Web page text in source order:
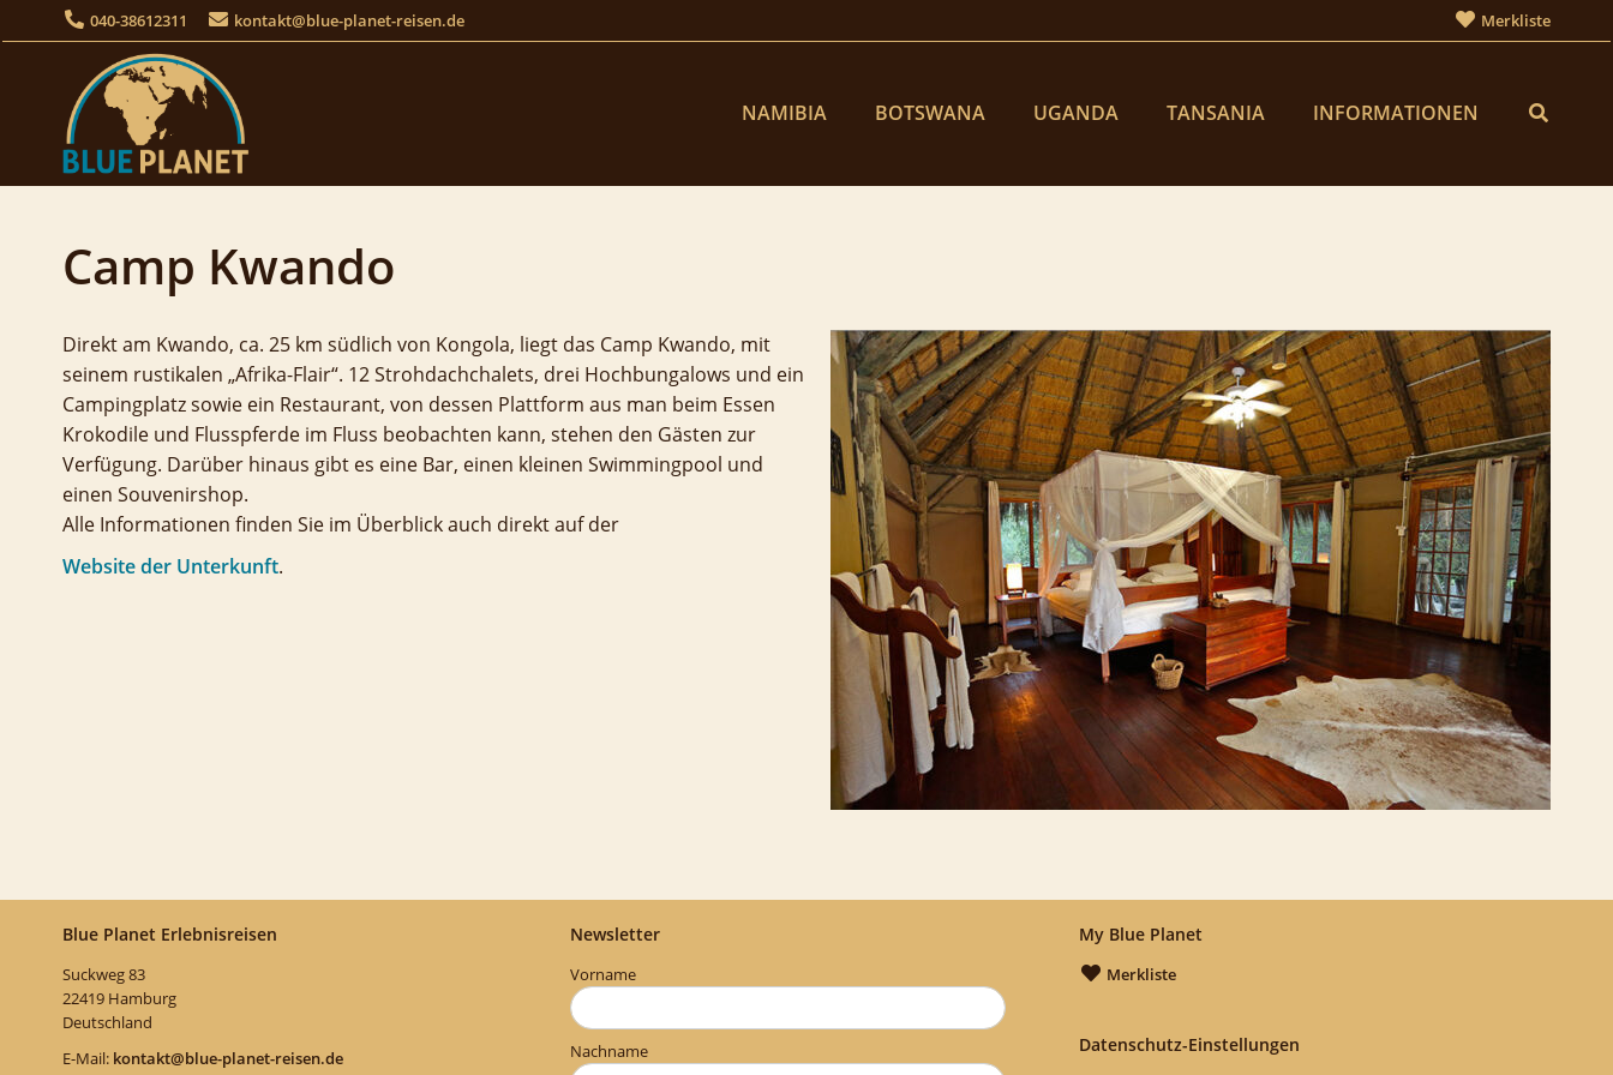
to
040-38612311 kontakt@blue-planet-reisen.de Merkliste
NAMIBIA BOTSWANA UGANDA TANSANIA INFORMATIONEN
Camp Kwando
Direkt am Kwando, ca. 25 km südlich von Kongola, liegt das Camp Kwando, mit
seinem rustikalen „Afrika-Flair“. 12 Strohdachchalets, drei Hochbungalows und ein
Campingplatz sowie ein Restaurant, von dessen Plattform aus man beim Essen
Krokodile und Flusspferde im Fluss beobachten kann, stehen den Gästen zur
Verfügung. Darüber hinaus gibt es eine Bar, einen kleinen Swimmingpool und
einen Souvenirshop.
Alle Informationen finden Sie im Überblick auch direkt auf der
Website der Unterkunft.
Blue Planet Erlebnisreisen
Suckweg 83
22419 Hamburg
Deutschland
E-Mail: kontakt@blue-planet-reisen.de
Newsletter
Vorname
Nachname
My Blue Planet
Merkliste
Datenschutz-Einstellungen